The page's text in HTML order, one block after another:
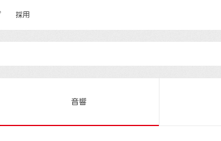
採用
音響